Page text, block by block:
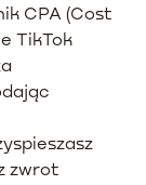
CPA (Cost
TikTok
zwrot